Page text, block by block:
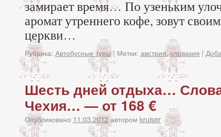
замирает время… По узеньким
аромат утреннего кофе, зовут
церкви…
Рубрика: Автобусные туры| Метки: австрия,словакия |
Шесть дней отдыха…
Чехия… — от 168 €
Опубликовано 11.03.2012автором kruiser